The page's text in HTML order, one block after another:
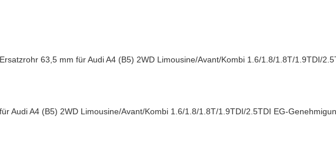
63,5 mm für Audi A4 (B5) 2WD Limousine/Avant/Kombi 1.6/1.8/1.8T/1.9TDI/
Audi A4 (B5) 2WD Limousine/Avant/Kombi 1.6/1.8/1.8T/1.9TDI/2.5TDI EG-